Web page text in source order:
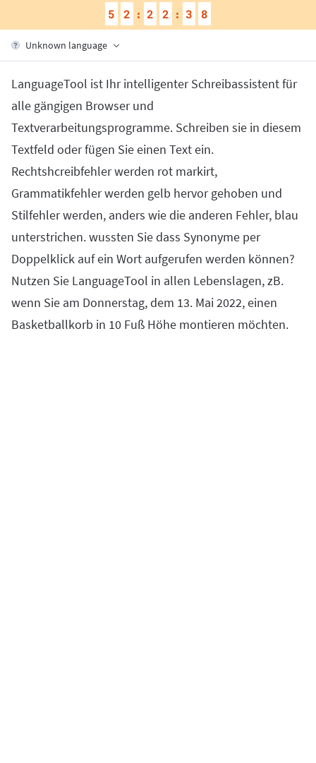
Safari
BETA
Apple Mail
Google Docs
Word
LibreOffice
macOS
Windows
En savoir plus
Pour les Entreprises
API de correction
Blog
Recrutement
Politique de confidentialité
Conditions générales
Mentions légales
5 2 : 2 2 : 3 7
Unknown language
LanguageTool ist Ihr intelligenter Schreibassistent für
alle gängigen Browser und
Textverarbeitungsprogramme. Schreiben sie in diesem
Textfeld oder fügen Sie einen Text ein.
Rechtshcreibfehler werden rot markirt,
Grammatikfehler werden gelb hervor gehoben und
Stilfehler werden, anders wie die anderen Fehler, blau
unterstrichen. wussten Sie dass Synonyme per
Doppelklick auf ein Wort aufgerufen werden können?
Nutzen Sie LanguageTool in allen Lebenslagen, zB.
wenn Sie am Donnerstag, dem 13. Mai 2022, einen
Basketballkorb in 10 Fuß Höhe montieren möchten.